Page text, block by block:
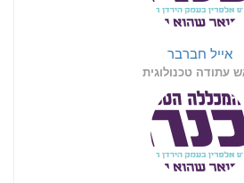
אייל חברבר
עתודה טכנולוגית